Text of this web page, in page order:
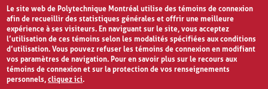
Le site web de Polytechnique Montréal utilise des témoins de connexion
afin de recueillir des statistiques générales et offrir une meilleure
expérience à ses visiteurs. En naviguant sur le site, vous acceptez
l’utilisation de ces témoins selon les modalités spécifiées aux conditions
d’utilisation. Vous pouvez refuser les témoins de connexion en modifiant
vos paramètres de navigation. Pour en savoir plus sur le recours aux
témoins de connexion et sur la protection de vos renseignements
personnels,cliquez ici.